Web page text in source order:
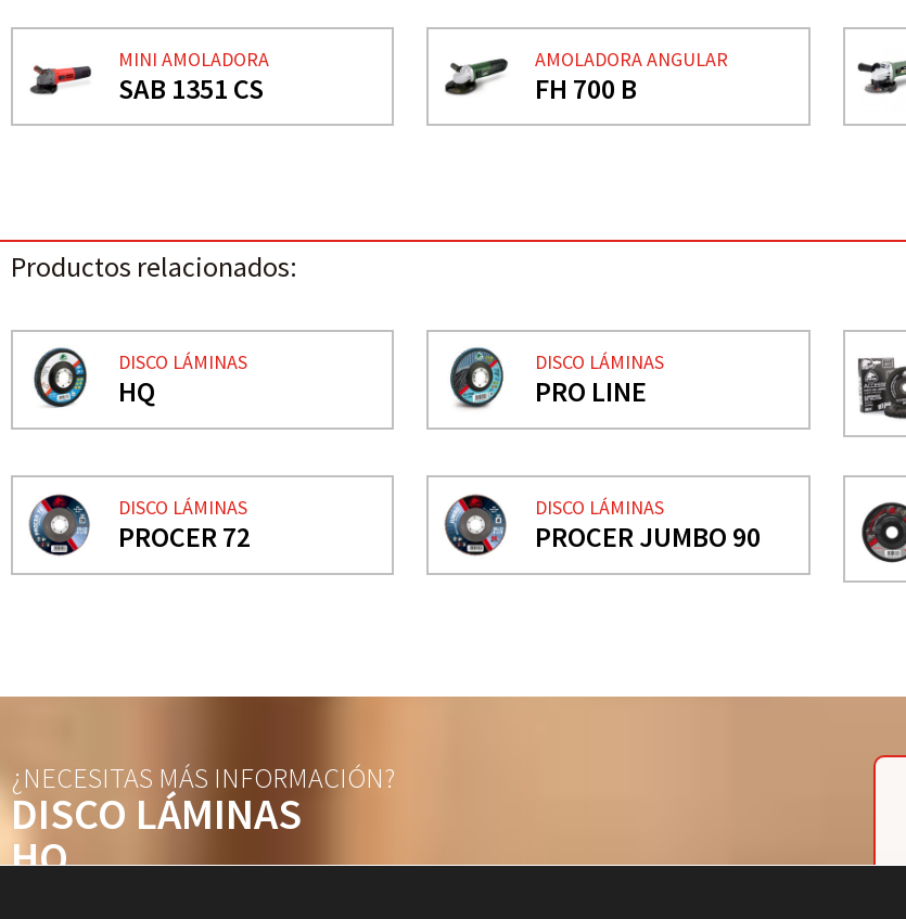
MINI AMOLADORA
SAB 1351 CS
AMOLADORA ANGULAR
FH 700 B
Productos relacionados:
DISCO LÁMINAS
HQ
DISCO LÁMINAS
PRO LINE
DISCO LÁMINAS
PROCER 72
DISCO LÁMINAS
PROCER JUMBO 90
¿NECESITAS MÁS INFORMACIÓN?
DISCO LÁMINAS
HQ